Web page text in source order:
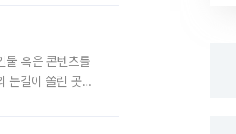
물 혹은 콘텐츠를
눈길이 쏠린 곳은